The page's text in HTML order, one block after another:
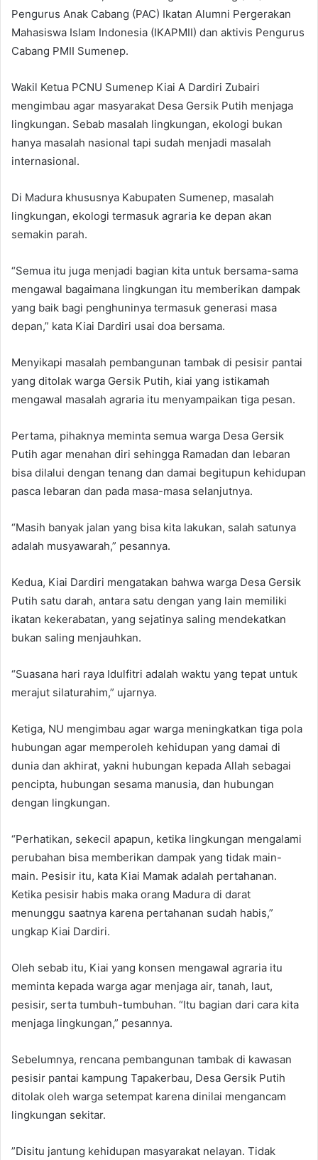
Pengurus Anak Cabang (PAC) Ikatan Alumni Pergerakan
Mahasiswa Islam Indonesia (IKAPMII) dan aktivis Pengurus
Cabang PMII Sumenep.
Wakil Ketua PCNU Sumenep Kiai A Dardiri Zubairi
mengimbau agar masyarakat Desa Gersik Putih menjaga
lingkungan. Sebab masalah lingkungan, ekologi bukan
hanya masalah nasional tapi sudah menjadi masalah
internasional.
Di Madura khususnya Kabupaten Sumenep, masalah
lingkungan, ekologi termasuk agraria ke depan akan
semakin parah.
“Semua itu juga menjadi bagian kita untuk bersama-sama
mengawal bagaimana lingkungan itu memberikan dampak
yang baik bagi penghuninya termasuk generasi masa
depan,” kata Kiai Dardiri usai doa bersama.
Menyikapi masalah pembangunan tambak di pesisir pantai
yang ditolak warga Gersik Putih, kiai yang istikamah
mengawal masalah agraria itu menyampaikan tiga pesan.
Pertama, pihaknya meminta semua warga Desa Gersik
Putih agar menahan diri sehingga Ramadan dan lebaran
bisa dilalui dengan tenang dan damai begitupun kehidupan
pasca lebaran dan pada masa-masa selanjutnya.
“Masih banyak jalan yang bisa kita lakukan, salah satunya
adalah musyawarah,” pesannya.
Kedua, Kiai Dardiri mengatakan bahwa warga Desa Gersik
Putih satu darah, antara satu dengan yang lain memiliki
ikatan kekerabatan, yang sejatinya saling mendekatkan
bukan saling menjauhkan.
“Suasana hari raya Idulfitri adalah waktu yang tepat untuk
merajut silaturahim,” ujarnya.
Ketiga, NU mengimbau agar warga meningkatkan tiga pola
hubungan agar memperoleh kehidupan yang damai di
dunia dan akhirat, yakni hubungan kepada Allah sebagai
pencipta, hubungan sesama manusia, dan hubungan
dengan lingkungan.
“Perhatikan, sekecil apapun, ketika lingkungan mengalami
perubahan bisa memberikan dampak yang tidak main-
main. Pesisir itu, kata Kiai Mamak adalah pertahanan.
Ketika pesisir habis maka orang Madura di darat
menunggu saatnya karena pertahanan sudah habis,”
ungkap Kiai Dardiri.
Oleh sebab itu, Kiai yang konsen mengawal agraria itu
meminta kepada warga agar menjaga air, tanah, laut,
pesisir, serta tumbuh-tumbuhan. “Itu bagian dari cara kita
menjaga lingkungan,” pesannya.
Sebelumnya, rencana pembangunan tambak di kawasan
pesisir pantai kampung Tapakerbau, Desa Gersik Putih
ditolak oleh warga setempat karena dinilai mengancam
lingkungan sekitar.
”Disitu jantung kehidupan masyarakat nelayan. Tidak